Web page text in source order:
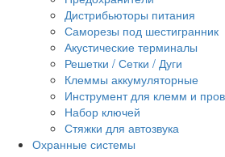
Дистрибьюторы питания
Саморезы под шестигранник
Акустические терминалы
Решетки / Сетки / Дуги
Клеммы аккумуляторные
Инструмент для клемм и
Набор ключей
Стяжки для автозвука
Охранные системы